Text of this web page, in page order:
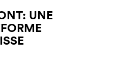
UNE